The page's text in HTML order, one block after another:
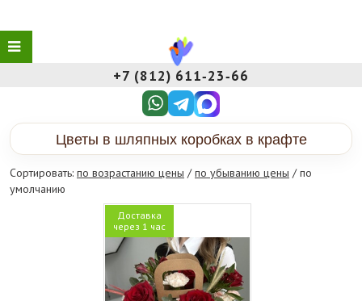
+7 (812) 611‑23‑66
Цветы в шляпных коробках в крафте
Сортировать: по возрастанию цены /по убыванию цены / по
умолчанию
Доставка
через 1 час